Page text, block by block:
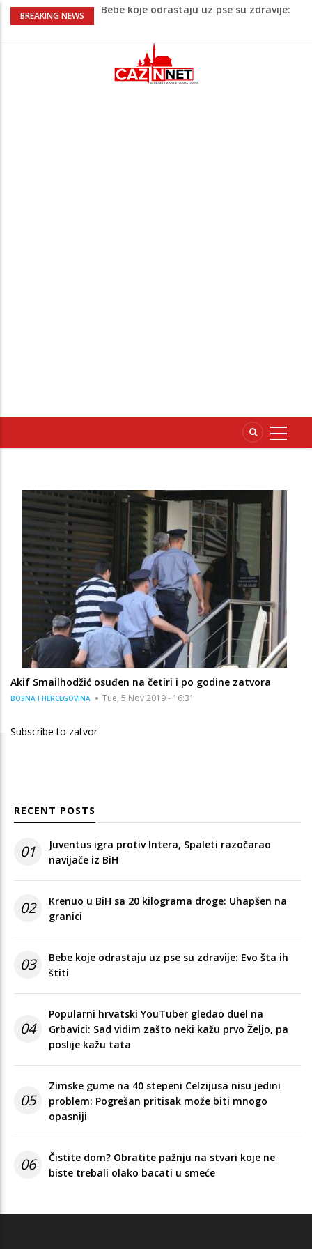
BREAKING NEWS
Bebe koje odrastaju uz pse su zdravije:
Krenuo u BiH sa 20 kilograma droge:
Uhapšen na granici
Juventus igra protiv Intera, Spaleti
razočarao navijače iz BiH
Akif Smailhodžić osuđen na četiri i po godine zatvora
BOSNA I HERCEGOVINA Tue, 5 Nov 2019 - 16:31
Subscribe to zatvor
RECENT POSTS
01
Juventus igra protiv Intera, Spaleti razočarao
navijače iz BiH
02
Krenuo u BiH sa 20 kilograma droge: Uhapšen na
granici
03
Bebe koje odrastaju uz pse su zdravije: Evo šta ih
štiti
04
Popularni hrvatski YouTuber gledao duel na
Grbavici: Sad vidim zašto neki kažu prvo Željo, pa
poslije kažu tata
05
Zimske gume na 40 stepeni Celzijusa nisu jedini
problem: Pogrešan pritisak može biti mnogo
opasniji
06
Čistite dom? Obratite pažnju na stvari koje ne
biste trebali olako bacati u smeće